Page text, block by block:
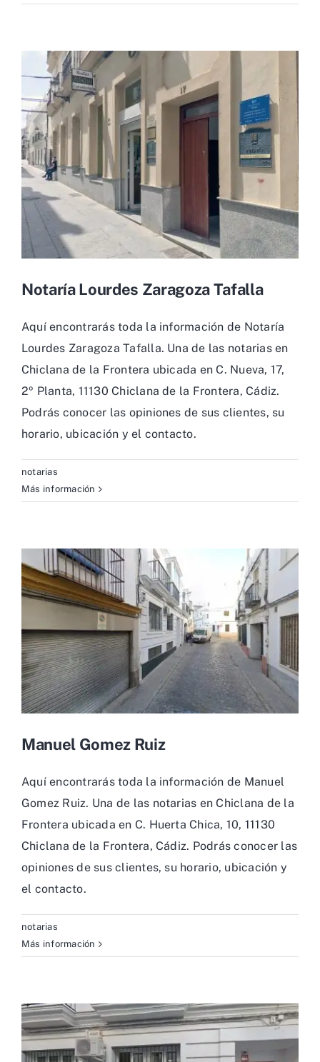
Notaría Lourdes Zaragoza Tafalla
Aquí encontrarás toda la información de Notaría
Lourdes Zaragoza Tafalla. Una de las notarias en
Chiclana de la Frontera ubicada en C. Nueva, 17,
2º Planta, 11130 Chiclana de la Frontera, Cádiz.
Podrás conocer las opiniones de sus clientes, su
horario, ubicación y el contacto.
notarias
Más información
Manuel Gomez Ruiz
Aquí encontrarás toda la información de Manuel
Gomez Ruiz. Una de las notarias en Chiclana de la
Frontera ubicada en C. Huerta Chica, 10, 11130
Chiclana de la Frontera, Cádiz. Podrás conocer las
opiniones de sus clientes, su horario, ubicación y
el contacto.
notarias
Más información